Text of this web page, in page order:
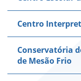
Centro
Conservatória
de Mesão Frio